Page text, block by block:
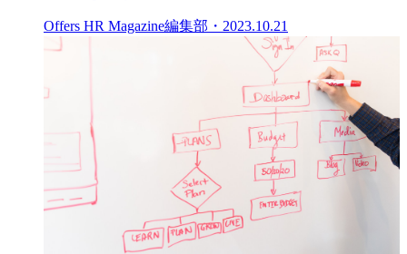
Offers HR Magazine編集部 ・ 2023.10.21